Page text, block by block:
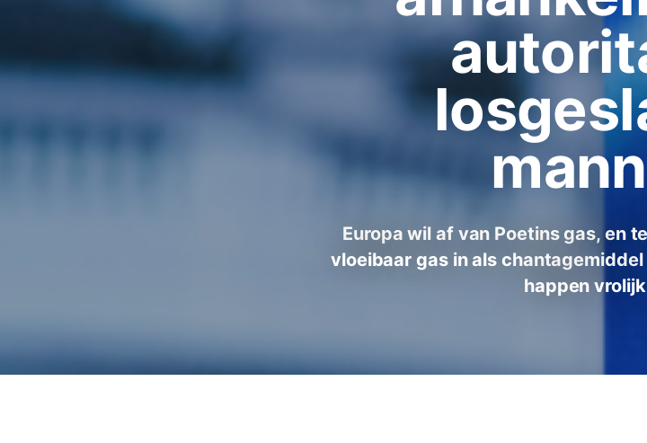
Europa wil af van Poetins gas, en
vloeibaar gas in als chantagemiddel
happen